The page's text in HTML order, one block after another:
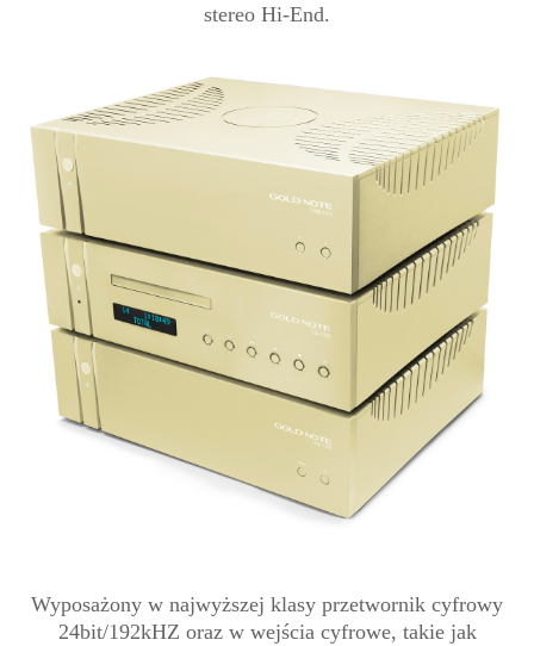
stereo Hi-End.
Wyposażony w najwyższej klasy przetwornik cyfrowy
24bit/192kHZ oraz w wejścia cyfrowe, takie jak